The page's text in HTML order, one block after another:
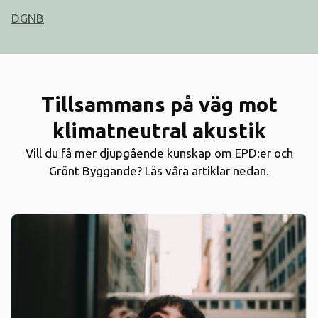
DGNB
Tillsammans på väg mot
klimatneutral akustik
Vill du få mer djupgående kunskap om EPD:er och
Grönt Byggande? Läs våra artiklar nedan.